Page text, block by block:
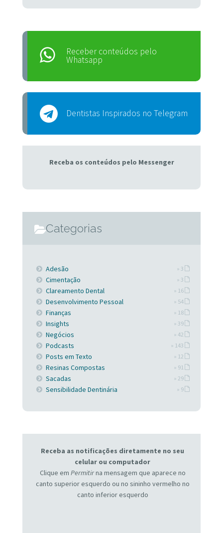
Receber conteúdos pelo
Whatsapp
Dentistas Inspirados no Telegram
Receba os conteúdos pelo Messenger
Categorias
Adesão » 3
Cimentação » 3
Clareamento Dental » 16
Desenvolvimento Pessoal » 54
Finanças » 18
Insights » 39
Negócios » 42
Podcasts » 143
Posts em Texto » 12
Resinas Compostas » 91
Sacadas » 29
Sensibilidade Dentinária » 9
Receba as notificações diretamente no seu
celular ou computador
Clique em Permitirna mensagem que aparece no
canto superior esquerdo ou no sininho vermelho no
canto inferior esquerdo